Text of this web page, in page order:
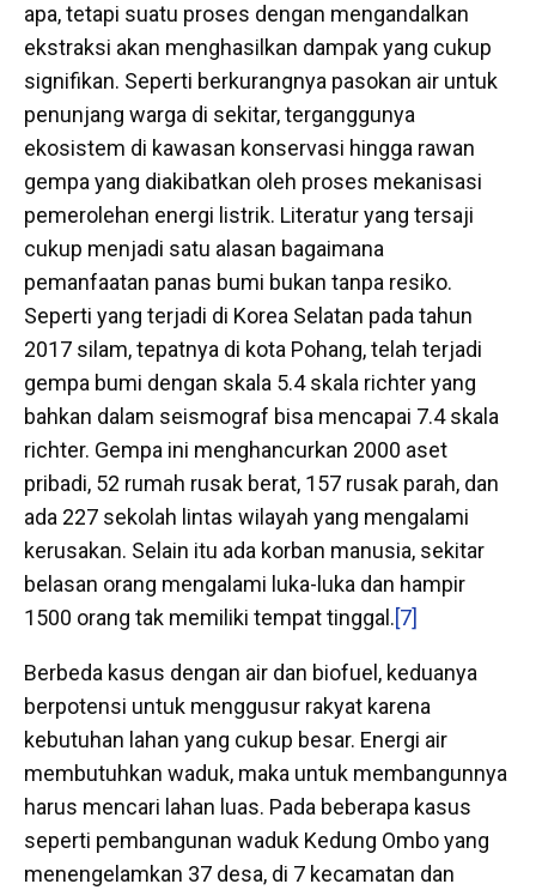
apa, tetapi suatu proses dengan mengandalkan
ekstraksi akan menghasilkan dampak yang cukup
signifikan. Seperti berkurangnya pasokan air untuk
penunjang warga di sekitar, terganggunya
ekosistem di kawasan konservasi hingga rawan
gempa yang diakibatkan oleh proses mekanisasi
pemerolehan energi listrik. Literatur yang tersaji
cukup menjadi satu alasan bagaimana
pemanfaatan panas bumi bukan tanpa resiko.
Seperti yang terjadi di Korea Selatan pada tahun
2017 silam, tepatnya di kota Pohang, telah terjadi
gempa bumi dengan skala 5.4 skala richter yang
bahkan dalam seismograf bisa mencapai 7.4 skala
richter. Gempa ini menghancurkan 2000 aset
pribadi, 52 rumah rusak berat, 157 rusak parah, dan
ada 227 sekolah lintas wilayah yang mengalami
kerusakan. Selain itu ada korban manusia, sekitar
belasan orang mengalami luka-luka dan hampir
1500 orang tak memiliki tempat tinggal.[7]
Berbeda kasus dengan air dan biofuel, keduanya
berpotensi untuk menggusur rakyat karena
kebutuhan lahan yang cukup besar. Energi air
membutuhkan waduk, maka untuk membangunnya
harus mencari lahan luas. Pada beberapa kasus
seperti pembangunan waduk Kedung Ombo yang
menengelamkan 37 desa, di 7 kecamatan dan